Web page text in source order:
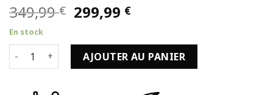
349,99€ Le
prix
initial
était :
349,99 €.
299,99 €Le
actuel
est :
299,99 €.
En stock
quantité de Parasol à LED Suspendu avec Mât Aluminium
AJOUTER AU PANIER